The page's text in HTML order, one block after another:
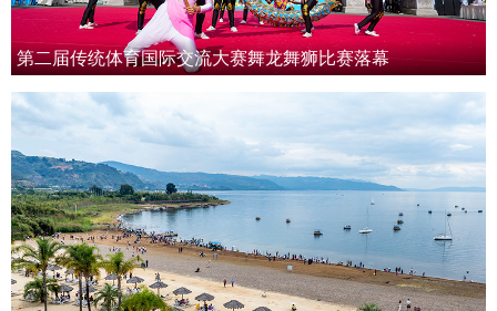
第二届传统体育国际交流大赛舞龙舞狮比赛落幕